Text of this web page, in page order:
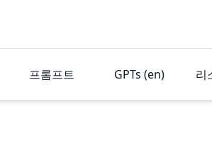
프롬프트 GPTs (en) 리